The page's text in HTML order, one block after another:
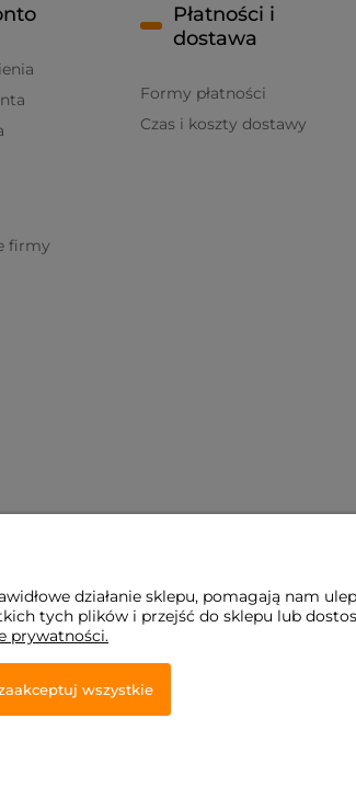
Płatności i
dostawa
Formy płatności
Czas i koszty dostawy
firmy
działanie sklepu, pomagają nam
tych plików i przejść do sklepu lub
prywatności.
wszystkie